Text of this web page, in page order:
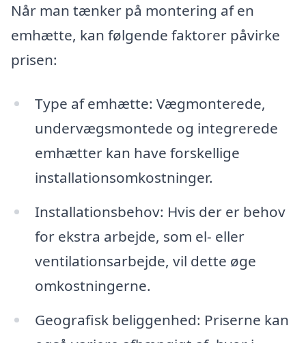
Når man tænker på montering af en
emhætte, kan følgende faktorer påvirke
prisen:
Type af emhætte: Vægmonterede,
undervægsmontede og integrerede
emhætter kan have forskellige
installationsomkostninger.
Installationsbehov: Hvis der er behov
for ekstra arbejde, som el- eller
ventilationsarbejde, vil dette øge
omkostningerne.
Geografisk beliggenhed: Priserne kan